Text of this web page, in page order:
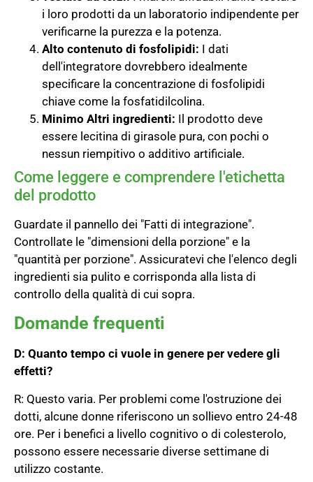
i loro prodotti da un laboratorio indipendente per
verificarne la purezza e la potenza.
Alto contenuto di fosfolipidi: I dati
dell'integratore dovrebbero idealmente
specificare la concentrazione di fosfolipidi
chiave come la fosfatidilcolina.
Minimo Altri ingredienti: Il prodotto deve
essere lecitina di girasole pura, con pochi o
nessun riempitivo o additivo artificiale.
Come leggere e comprendere l'etichetta
del prodotto
Guardate il pannello dei "Fatti di integrazione".
Controllate le "dimensioni della porzione" e la
"quantità per porzione". Assicuratevi che l'elenco degli
ingredienti sia pulito e corrisponda alla lista di
controllo della qualità di cui sopra.
Domande frequenti
D: Quanto tempo ci vuole in genere per vedere gli
effetti?
R: Questo varia. Per problemi come l'ostruzione dei
dotti, alcune donne riferiscono un sollievo entro 24-48
ore. Per i benefici a livello cognitivo o di colesterolo,
possono essere necessarie diverse settimane di
utilizzo costante.